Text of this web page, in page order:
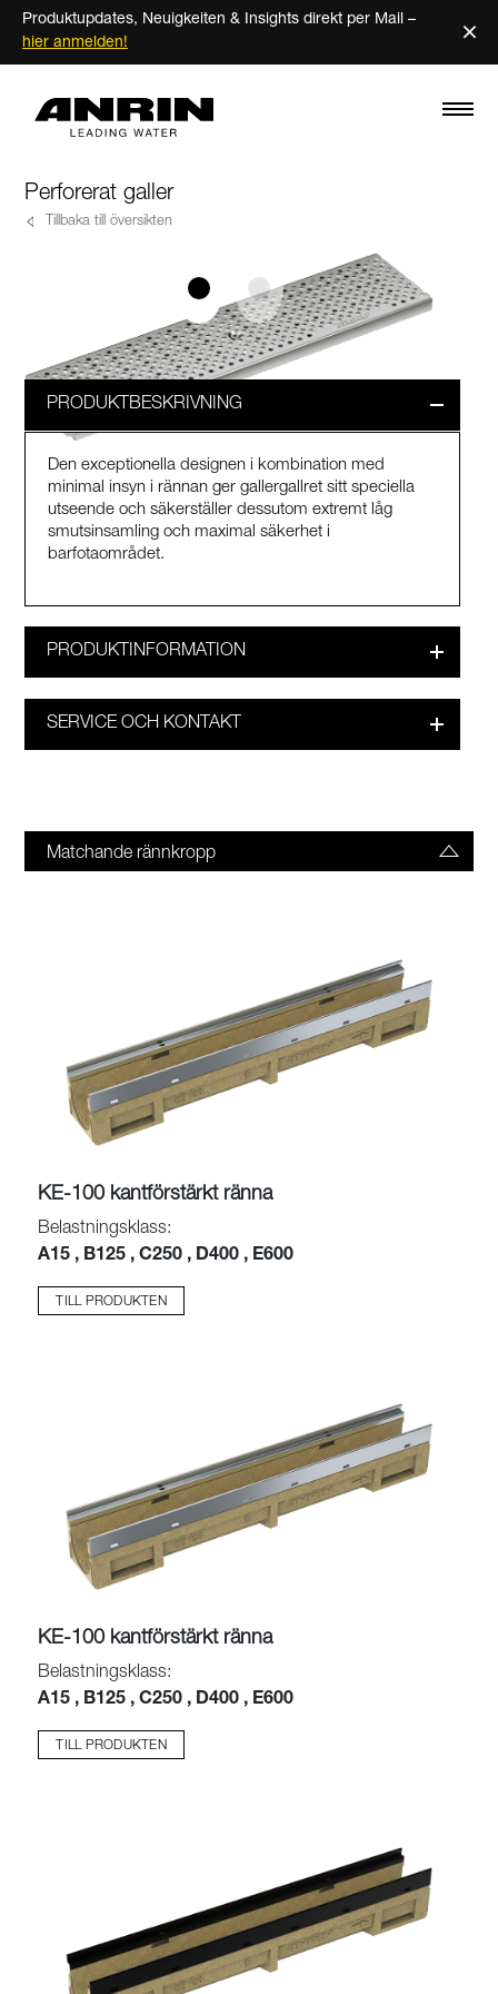
Produktupdates, Neuigkeiten & Insights direkt per Mail –
hier anmelden!
×
Perforerat galler
Tillbaka till översikten
PRODUKTBESKRIVNING
Den exceptionella designen i kombination med
minimal insyn i rännan ger gallergallret sitt speciella
utseende och säkerställer dessutom extremt låg
smutsinsamling och maximal säkerhet i
barfotaområdet.
PRODUKTINFORMATION
SERVICE OCH KONTAKT
Matchande rännkropp
KE-100 kantförstärkt ränna
Belastningsklass:
A15 , B125 , C250 , D400 , E600
TILL PRODUKTEN
KE-100 kantförstärkt ränna
Belastningsklass:
A15 , B125 , C250 , D400 , E600
TILL PRODUKTEN